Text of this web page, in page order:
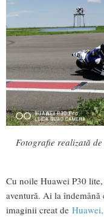
Fotografie realizată
Cu noile Huawei P30
aventură. Ai la îndemână
imaginii creat de Huawei,